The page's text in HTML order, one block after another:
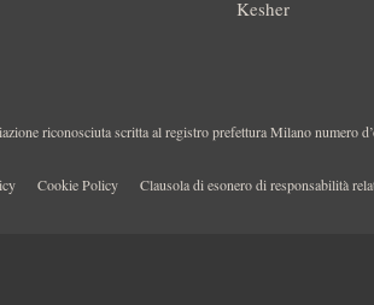
Kesher
riconosciuta scritta al registro prefettura Milano numero
Cookie Policy Clausola di esonero di responsabilità